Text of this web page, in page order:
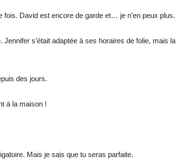
David est encore de garde et… je n’en peux plus.
s’était adaptée à ses horaires de folie, mais la
des jours.
à la maison !
Mais je sais que tu seras parfaite.